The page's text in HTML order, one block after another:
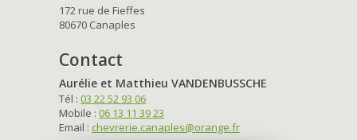
172 rue de Fieffes
80670 Canaples
Contact
Aurélie et Matthieu VANDENBUSSCHE
Tél : 03 22 52 93 06
Mobile : 06 13 11 39 23
Email : chevrerie.canaples@orange.fr